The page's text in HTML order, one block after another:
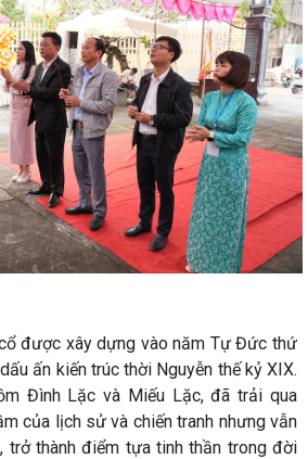
được xây dựng vào năm Tự Đức thứ
ấn kiến trúc thời Nguyễn thế kỷ XIX.
Đình Lặc và Miếu Lặc, đã trải qua
của lịch sử và chiến tranh nhưng vẫn
trở thành điểm tựa tinh thần trong đời